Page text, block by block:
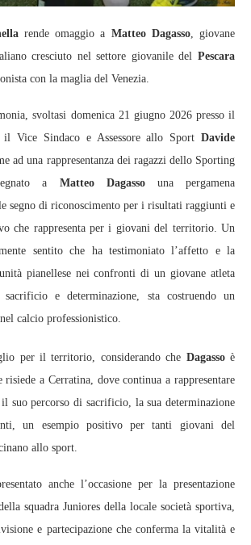
rende omaggio a Matteo Dagasso, giovane
cresciuto nel settore giovanile del Pescara
con la maglia del Venezia.
svoltasi domenica 21 giugno 2026 presso il
Vice Sindaco e Assessore allo Sport Davide
ad una rappresentanza dei ragazzi dello Sporting
a Matteo Dagassouna pergamena
segno di riconoscimento per i risultati raggiunti e
che rappresenta per i giovani del territorio. Un
sentito che ha testimoniato l’affetto e la
pianellese nei confronti di un giovane atleta
e determinazione, sta costruendo un
calcio professionistico.
per il territorio, considerando che Dagassoè
risiede a Cerratina, dove continua a rappresentare
suo percorso di sacrificio, la sua determinazione
un esempio positivo per tanti giovani del
allo sport.
anche l’occasione per la presentazione
squadra Juniores della locale società sportiva,
e partecipazione che conferma la vitalità e